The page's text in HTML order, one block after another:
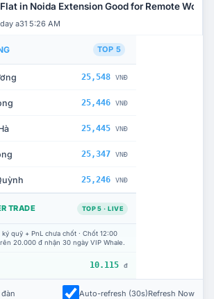
in Noida Extension Good for Remote Work?
a31 5:26 AM
TOP 5
25,548 VNĐ
25,446 VNĐ
25,445 VNĐ
25,347 VNĐ
25,246 VNĐ
TRADE TOP 5 · LIVE
quỹ + PnL chưa chốt · Chốt 12:00
20.000 đ nhận 30 ngày VIP Whale.
10.115 đ
Auto-refresh (30s)Refresh Now